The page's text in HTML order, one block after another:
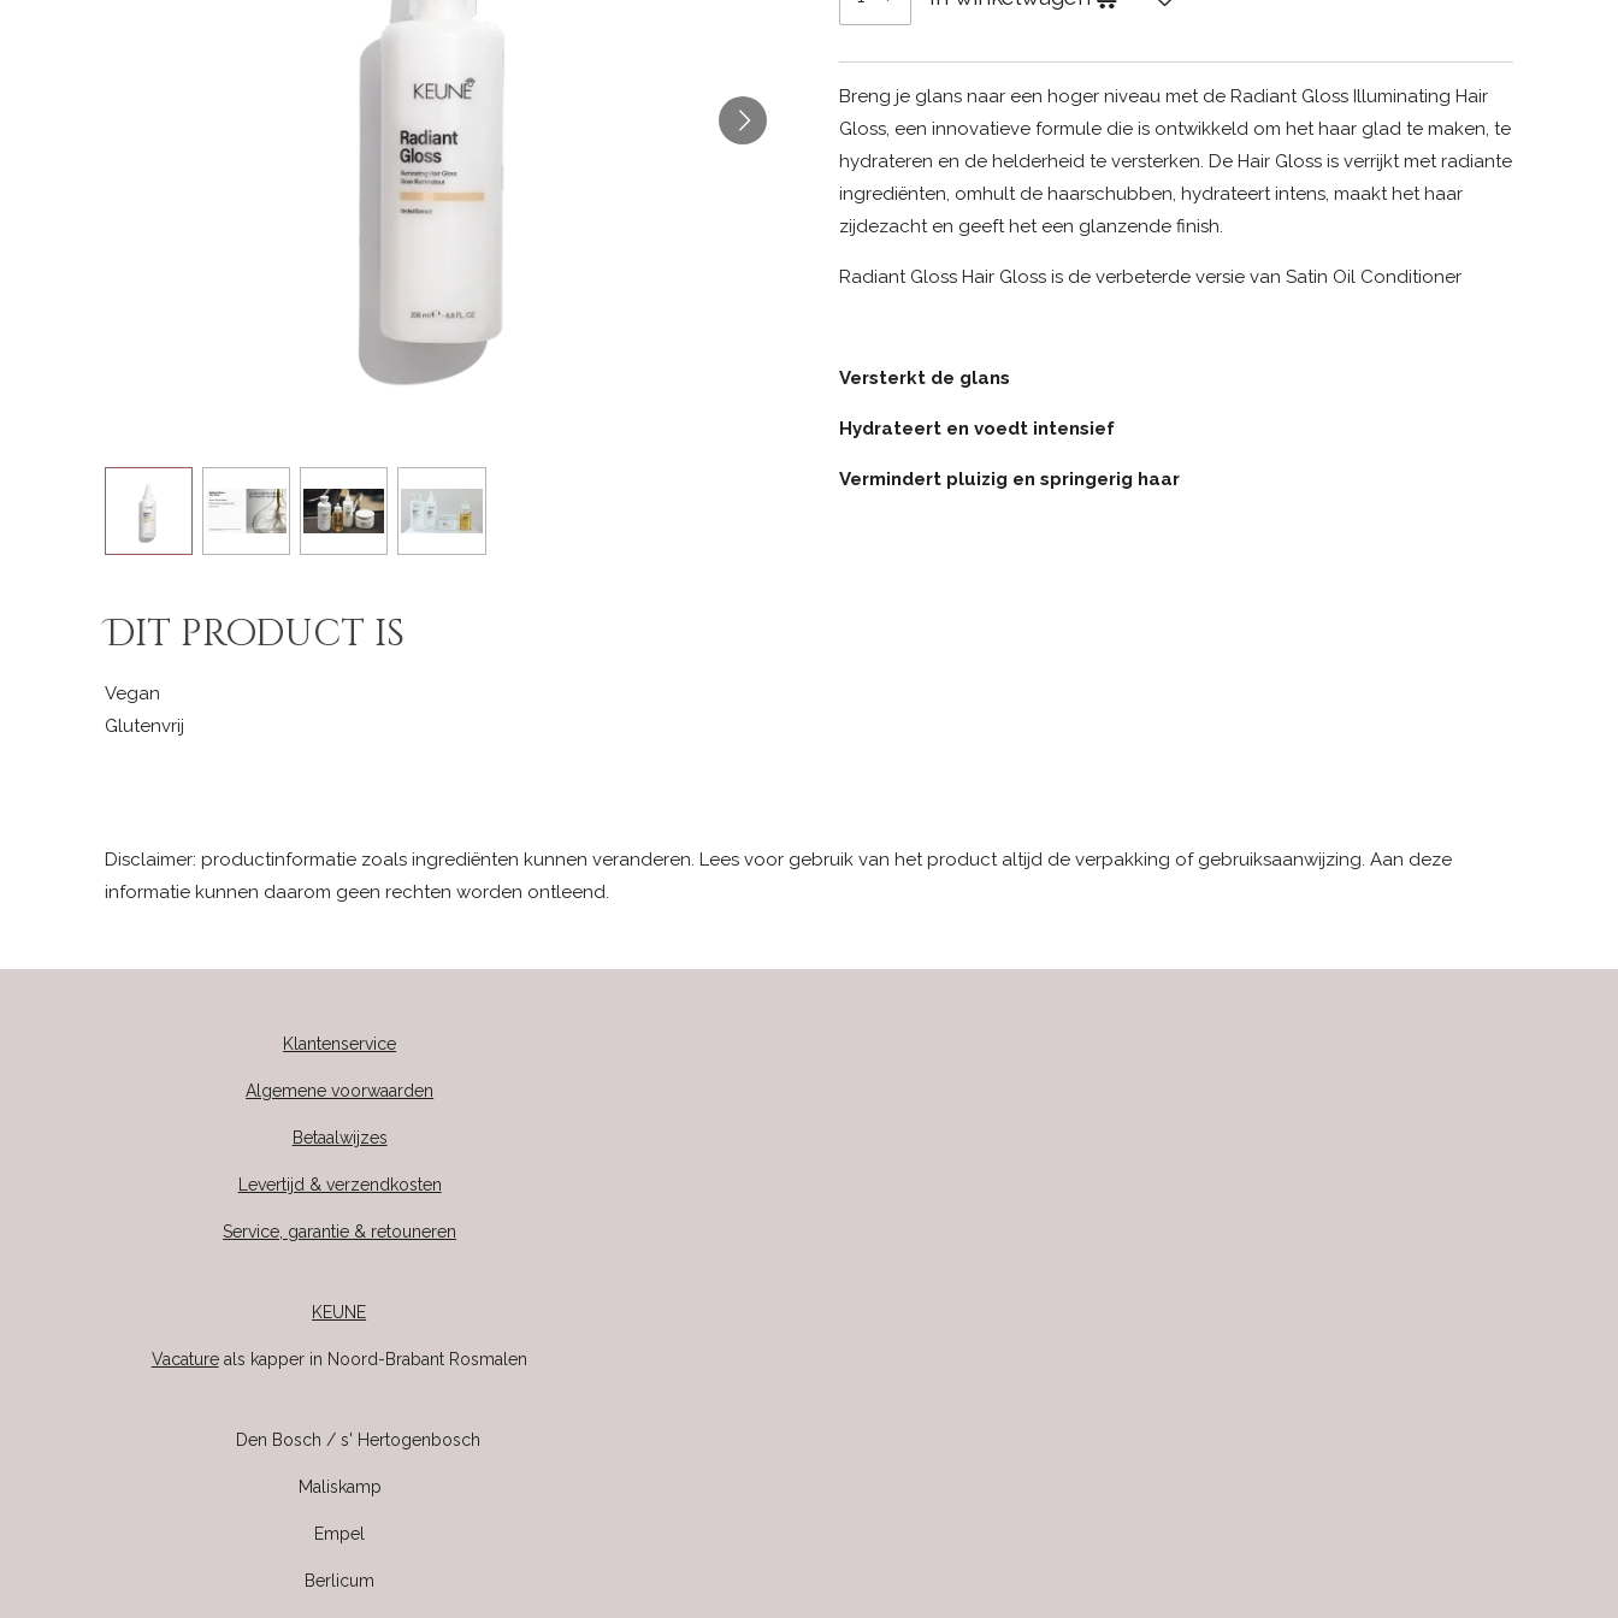
Breng je glans naar een hoger niveau met de Radiant Gloss Illuminating Hair
Gloss, een innovatieve formule die is ontwikkeld om het haar glad te maken, te
hydrateren en de helderheid te versterken. De Hair Gloss is verrijkt met radiante
ingrediënten, omhult de haarschubben, hydrateert intens, maakt het haar
zijdezacht en geeft het een glanzende finish.
Radiant Gloss Hair Gloss is de verbeterde versie van Satin Oil Conditioner
Versterkt de glans
Hydrateert en voedt intensief
Vermindert pluizig en springerig haar
Dit product is
Vegan
Glutenvrij
Disclaimer: productinformatie zoals ingrediënten kunnen veranderen. Lees voor gebruik van het product altijd de verpakking of gebruiksaanwijzing. Aan deze
informatie kunnen daarom geen rechten worden ontleend.
Klantenservice
Algemene voorwaarden
Betaalwijzes
Levertijd & verzendkosten
Service, garantie & retouneren
KEUNE
Vacatureals kapper in Noord-Brabant Rosmalen
Den Bosch / s' Hertogenbosch
Maliskamp
Empel
Berlicum